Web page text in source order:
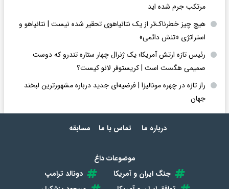
مرتکب جرم شده اید
هیچ چیز خطرناک‌تر از یک نتانیاهوی تحقیر شده نیست | نتانیاهو و
استراتژی «تنش دائمی»
رئیس تازه ارتش آمریکا؛ یک ژنرال چهار ستاره تندرو که دوست
صمیمی هگست است | کریستوفر لانو کیست؟
راز تازه در چهره مونالیزا | فرضیه‌ای جدید درباره مشهورترین لبخند
جهان
درباره ما تماس با ما مسابقه
موضوعات داغ
جنگ ایران و آمریکا
دونالد ترامپ